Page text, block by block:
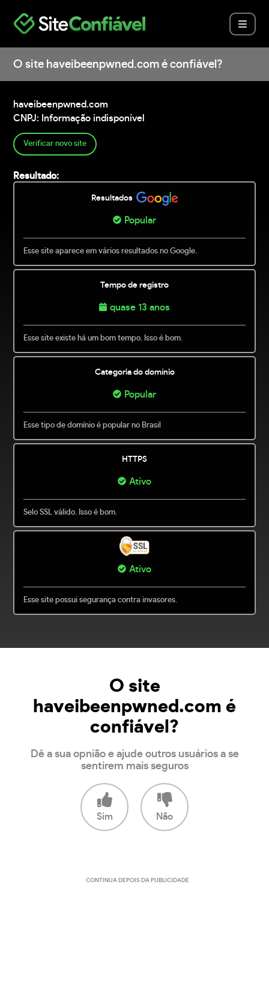
O site haveibeenpwned.com é confiável?
haveibeenpwned.com
CNPJ: Informação indisponível
Verificar novo site
Resultado:
Resultados
Popular
Esse site aparece em vários resultados no Google.
Tempo de registro
quase 13 anos
Esse site existe há um bom tempo. Isso é bom.
Categoria do domínio
Popular
Esse tipo de domínio é popular no Brasil
HTTPS
Ativo
Selo SSL válido. Isso é bom.
Ativo
Esse site possui segurança contra invasores.
O site
haveibeenpwned.com é
confiável?
Dê a sua opnião e ajude outros usuários a se
sentirem mais seguros
Sim Não
CONTINUA DEPOIS DA PUBLICIDADE